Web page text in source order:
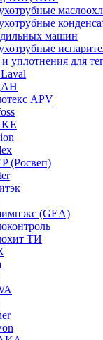
машин
уплотнения для
APV
(Росвеп)
(GEA)
ТИ